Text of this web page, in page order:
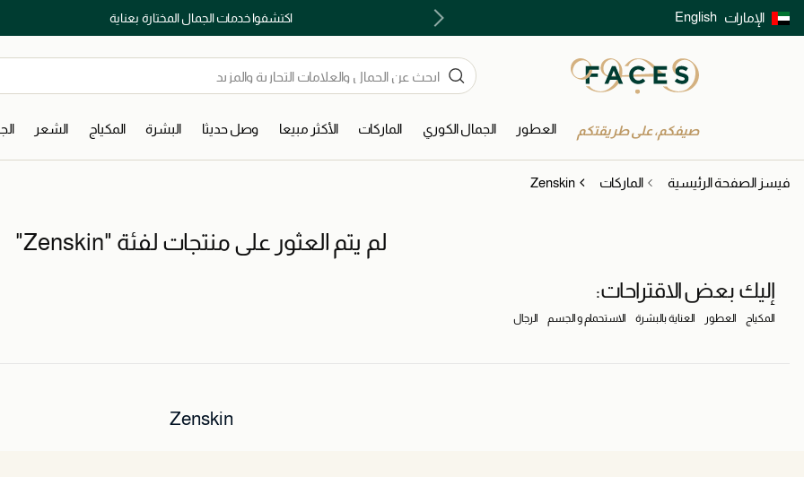
الإمارات English اكتشفوا خدمات الجمال المختارة بعناية توصيل سريع على جميع الطلبات ما فوق 299 درهم
صيفكم، على طريقتكم العطور الجمال الكوري الماركات الأكثر مبيعا وصل حديثا البشرة المكياج الشعر
فيسز الصفحة الرئيسية الماركات Zenskin
لم يتم العثور على منتجات لفئة "Zenskin"
إليك بعض الاقتراحات:
المكياج العطور العناية بالبشرة الاستحمام و الجسم الرجال
Zenskin